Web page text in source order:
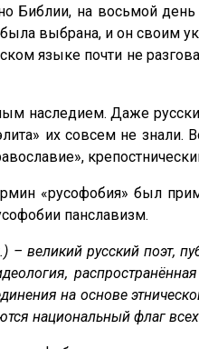
Библии, на восьмой
выбрана, и он своим
языке почти не
наследием. Даже
их совсем не
«русофобия» был
панславизм.
великий русский поэт,
на основе
национальный флаг